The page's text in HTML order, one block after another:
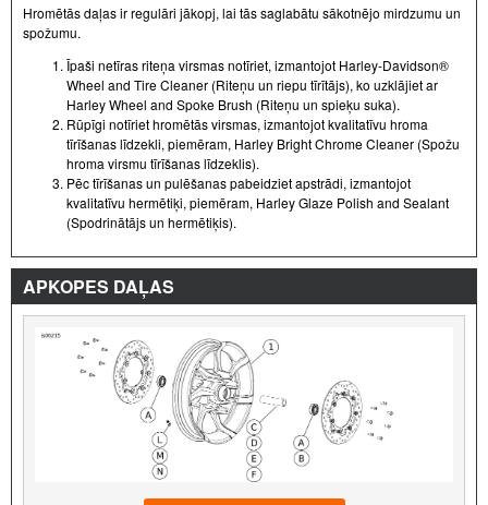
Hromētās daļas ir regulāri jākopj, lai tās saglabātu sākotnējo mirdzumu un
spožumu.
Īpaši netīras riteņa virsmas notīriet, izmantojot Harley-Davidson®
Wheel and Tire Cleaner (Riteņu un riepu tīrītājs), ko uzklājiet ar
Harley Wheel and Spoke Brush (Riteņu un spieķu suka).
Rūpīgi notīriet hromētās virsmas, izmantojot kvalitatīvu hroma
tīrīšanas līdzekli, piemēram, Harley Bright Chrome Cleaner (Spožu
hroma virsmu tīrīšanas līdzeklis).
Pēc tīrīšanas un pulēšanas pabeidziet apstrādi, izmantojot
kvalitatīvu hermētiķi, piemēram, Harley Glaze Polish and Sealant
(Spodrinātājs un hermētiķis).
APKOPES DAĻAS